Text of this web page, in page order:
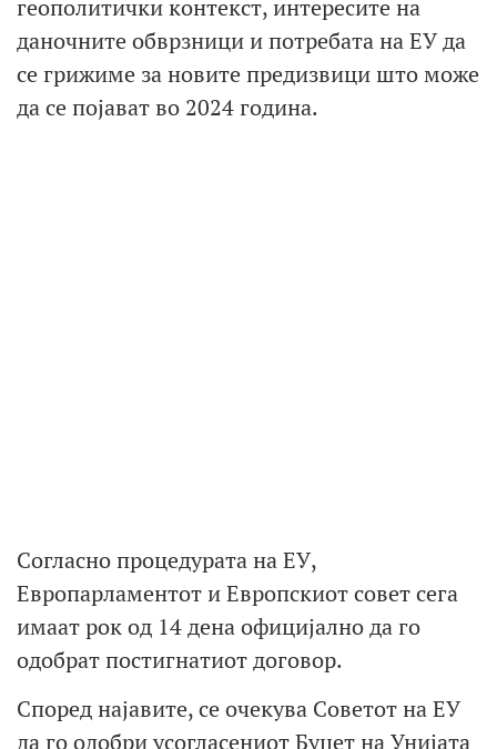
геополитички контекст, интересите на
даночните обврзници и потребата на ЕУ да
се грижиме за новите предизвици што може
да се појават во 2024 година.
Согласно процедурата на ЕУ,
Европарламентот и Европскиот совет сега
имаат рок од 14 дена официјално да го
одобрат постигнатиот договор.
Според најавите, се очекува Советот на ЕУ
да го одобри усогласениот Буџет на Унијата